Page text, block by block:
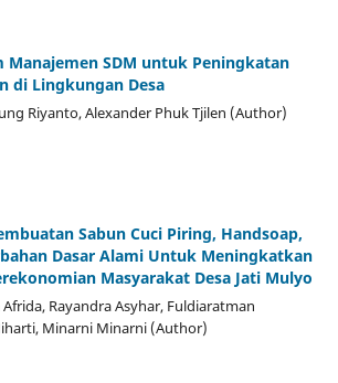
Manajemen SDM untuk Peningkatan
di Lingkungan Desa
Riyanto, Alexander Phuk Tjilen (Author)
Sabun Cuci Piring, Handsoap,
Dasar Alami Untuk Meningkatkan
Masyarakat Desa Jati Mulyo
Rayandra Asyhar, Fuldiaratman
Minarni Minarni (Author)